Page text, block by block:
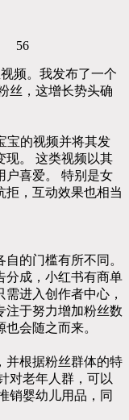
56
频。我发布了一个
丝，这增长势头确
宝的视频并将其发
现。 这类视频以其
户喜爱。 特别是女
拒，互动效果也相当
的门槛有所不同。
分成，小红书有商单
进入创作者中心，
注于努力增加粉丝数
会随之而来。
并根据粉丝群体的特
对老年人群，可以
销婴幼儿用品，同